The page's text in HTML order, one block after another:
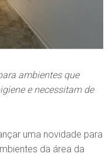
ambientes que
e necessitam de
uma novidade para
da área da